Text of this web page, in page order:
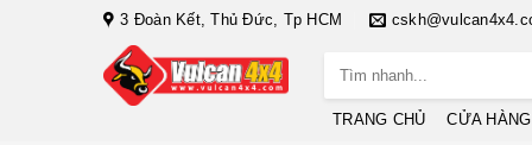
3 Đoàn Kết, Thủ Đức, Tp HCM
Tìm
TRANG CHỦ CỬA HÀNG